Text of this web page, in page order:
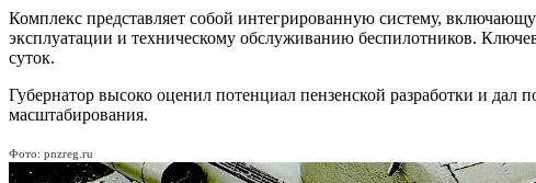
Комплекс представляет собой интегрированную систему,
эксплуатации и техническому обслуживанию беспилотников.
суток.
Губернатор высоко оценил потенциал пензенской разработки и дал
масштабирования.
Фото: pnzreg.ru